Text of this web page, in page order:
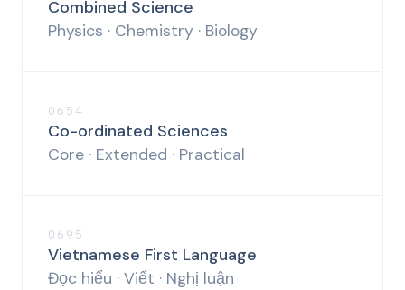
Combined Science
Physics · Chemistry · Biology
0654
Co-ordinated Sciences
Core · Extended · Practical
0695
Vietnamese First Language
Đọc hiểu · Viết · Nghị luận